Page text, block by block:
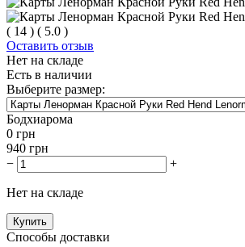
( 14 ) ( 5.0 )
Оставить отзыв
Нет на складе
Есть в наличии
Выберите размер:
Бодхиарома
0 грн
940 грн
−
+
Нет на складе
Купить
Способы доставки